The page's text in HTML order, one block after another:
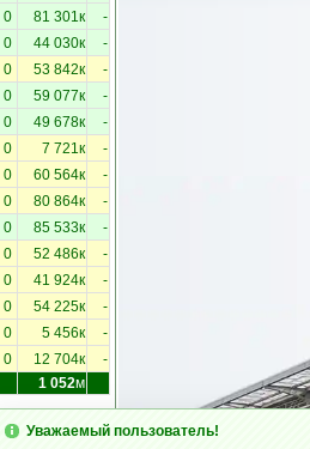
0 81 301к -
0 44 030к -
0 53 842к -
0 59 077к -
0 49 678к -
0 7 721к -
0 60 564к -
0 80 864к -
0 85 533к -
0 52 486к -
0 41 924к -
0 54 225к -
0 5 456к -
0 12 704к -
1 052м
Уважаемый пользователь!